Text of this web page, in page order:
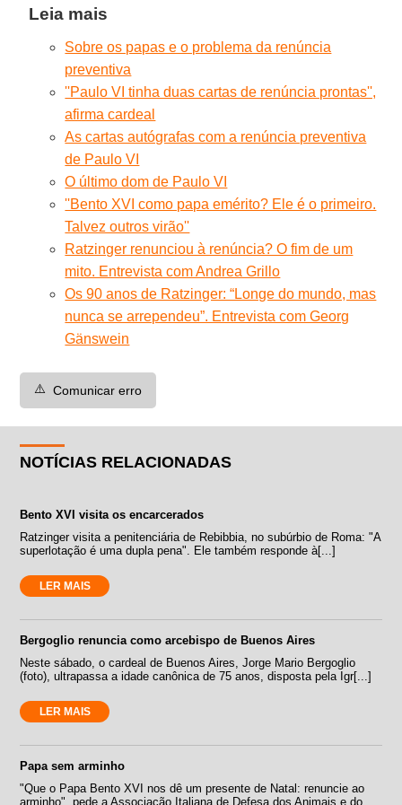
Leia mais
Sobre os papas e o problema da renúncia
preventiva
''Paulo VI tinha duas cartas de renúncia prontas'',
afirma cardeal
As cartas autógrafas com a renúncia preventiva
de Paulo VI
O último dom de Paulo VI
''Bento XVI como papa emérito? Ele é o primeiro.
Talvez outros virão''
Ratzinger renunciou à renúncia? O fim de um
mito. Entrevista com Andrea Grillo
Os 90 anos de Ratzinger: “Longe do mundo, mas
nunca se arrependeu”. Entrevista com Georg
Gänswein
⚠️ Comunicar erro
NOTÍCIAS RELACIONADAS
Bento XVI visita os encarcerados
Ratzinger visita a penitenciária de Rebibbia, no subúrbio de Roma: "A
superlotação é uma dupla pena". Ele também responde à[...]
LER MAIS
Bergoglio renuncia como arcebispo de Buenos Aires
Neste sábado, o cardeal de Buenos Aires, Jorge Mario Bergoglio
(foto), ultrapassa a idade canônica de 75 anos, disposta pela Igr[...]
LER MAIS
Papa sem arminho
"Que o Papa Bento XVI nos dê um presente de Natal: renuncie ao
arminho", pede a Associação Italiana de Defesa dos Animais e do